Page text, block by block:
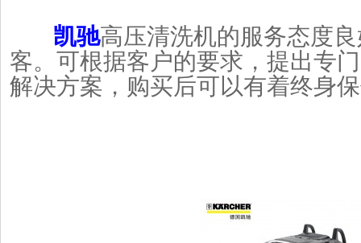
凯驰高压清洗机的服务态度
客。可根据客户的要求，提出专
解决方案，购买后可以有着终身